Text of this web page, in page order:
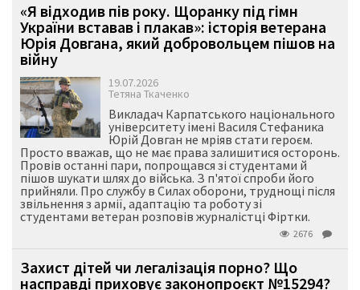
«Я відходив пів року. Щоранку під гімн
України вставав і плакав»: історія ветерана
Юрія Довгана, який добровольцем пішов на
війну
19.07.2026
Тетяна Ткаченко
Викладач Карпатського національного
університету імені Василя Стефаника
Юрій Довган не мріяв стати героєм.
Просто вважав, що не має права залишитися осторонь.
Провів останні пари, попрощався зі студентами й
пішов шукати шлях до війська. З п'ятої спроби його
прийняли. Про службу в Силах оборони, труднощі після
звільнення з армії, адаптацію та роботу зі
студентами ветеран розповів журналістці Фіртки.
2676
Захист дітей чи легалізація порно? Що
насправді приховує законопроєкт №15294?